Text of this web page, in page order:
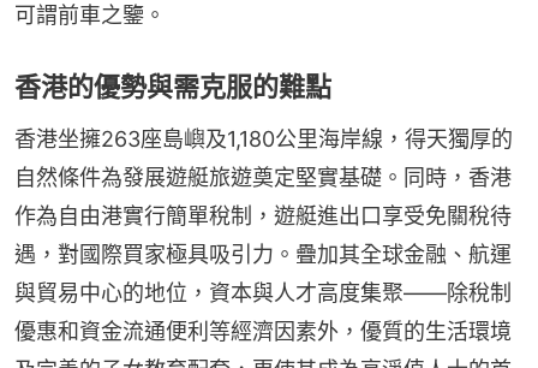
可謂前車之鑒。
香港的優勢與需克服的難點
香港坐擁263座島嶼及1,180公里海岸線，得天獨厚的
自然條件為發展遊艇旅遊奠定堅實基礎。同時，香港
作為自由港實行簡單稅制，遊艇進出口享受免關稅待
遇，對國際買家極具吸引力。疊加其全球金融、航運
與貿易中心的地位，資本與人才高度集聚——除稅制
優惠和資金流通便利等經濟因素外，優質的生活環境